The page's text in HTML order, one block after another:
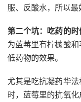
服、反酸水，所以最
第二个坑：吃药的时
为蓝莓里有柠檬酸
低药物的效果。
尤其是吃抗凝药华
时，蓝莓里的抗氧化